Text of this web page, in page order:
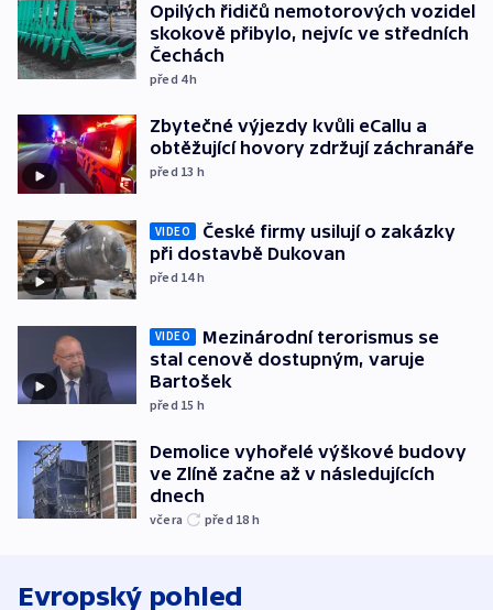
Opilých řidičů nemotorových vozidel
skokově přibylo, nejvíc ve středních
Čechách
před 4h
Zbytečné výjezdy kvůli eCallu a
obtěžující hovory zdržují záchranáře
před 13 h
VIDEO
České firmy usilují o zakázky
při dostavbě Dukovan
před 14h
VIDEO
Mezinárodní terorismus se
stal cenově dostupným, varuje
Bartošek
před 15 h
Demolice vyhořelé výškové budovy
ve Zlíně začne až v následujících
dnech
včera před 18 h
Evropský pohled